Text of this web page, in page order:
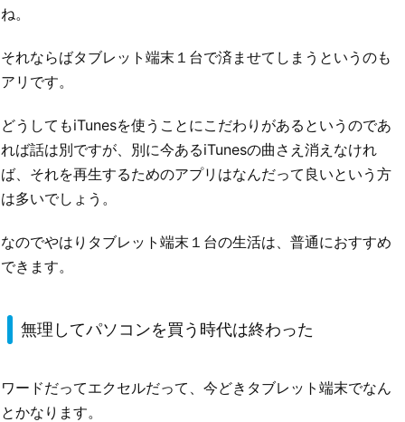
ね。
それならばタブレット端末１台で済ませてしまうというのも
アリです。
どうしてもiTunesを使うことにこだわりがあるというのであ
れば話は別ですが、別に今あるiTunesの曲さえ消えなけれ
ば、それを再生するためのアプリはなんだって良いという方
は多いでしょう。
なのでやはりタブレット端末１台の生活は、普通におすすめ
できます。
無理してパソコンを買う時代は終わった
ワードだってエクセルだって、今どきタブレット端末でなん
とかなります。